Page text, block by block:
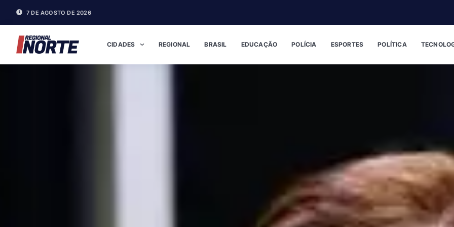
7 DE AGOSTO DE 2026
CIDADES REGIONAL BRASIL EDUCAÇÃO POLÍCIA ESPORTES POLÍTICA